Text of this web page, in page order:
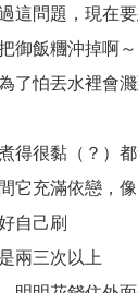
這問題，現在
御飯糰沖掉啊～
了怕丟水裡會
得很黏（？）
它充滿依戀，
自己刷
兩三次以上